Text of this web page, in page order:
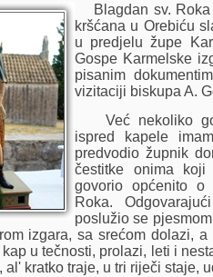
Blagdan sv. Roka
kršćana u Orebiću
u predjelu župe
Gospe Karmelske
pisanim
vizitaciji biskupa A.
Već nekoliko
ispred kapele
predvodio župnik
čestitke onima
govorio općenito
Roka.
poslužio se
izgara, sa srećom dolazi,
u tečnosti, prolazi, leti i
al' kratko traje, u tri riječi staje,